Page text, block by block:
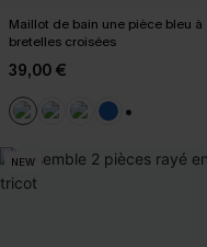
Maillot de bain une pièce bleu à
bretelles croisées
39,00 €
NEW